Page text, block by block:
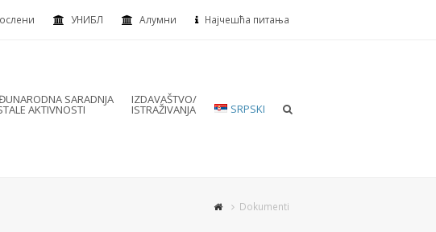
УНИБЛ Алумни Најчешћа питања
SARADNJA
AKTIVNOSTI
IZDAVAŠTVO/
ISTRAŽIVANJA SRPSKI
Dokumenti